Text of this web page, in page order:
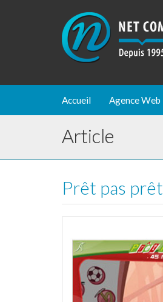
Accueil Agence Web
Article
Prêt pas prêt